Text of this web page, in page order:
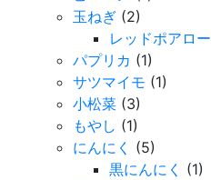
玉ねぎ (2)
レッドポアロー
パプリカ (1)
サツマイモ (1)
小松菜 (3)
もやし (1)
にんにく (5)
黒にんにく (1)